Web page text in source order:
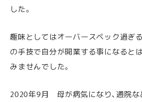
した。
趣味としてはオーバースペック過ぎ
の手技で自分が開業する事になると
みませんでした。
2020年9月 母が病気になり、通院な